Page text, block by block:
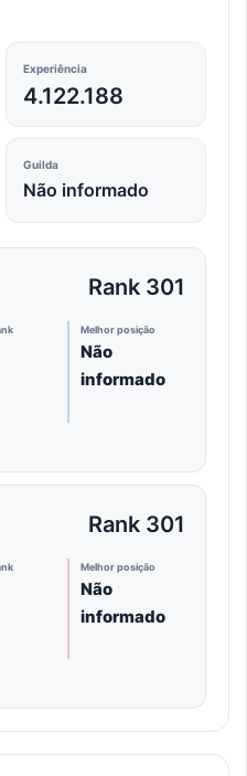
Experiência
4.122.188
Guilda
Não informado
Rank 301
Melhor posição
Não
informado
Rank 301
Melhor posição
Não
informado